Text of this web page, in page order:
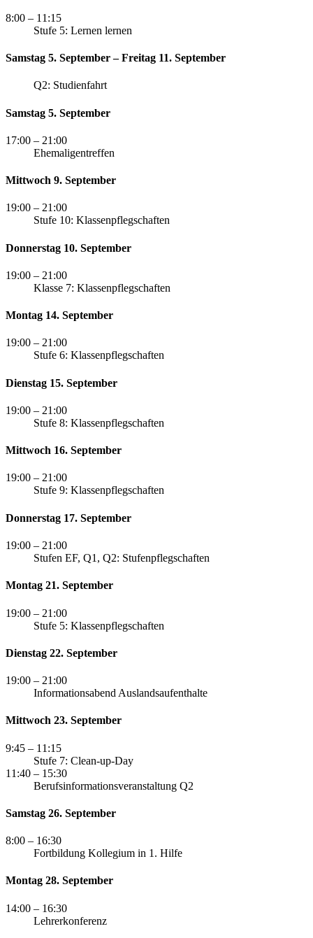
8:00 – 11:15
Stufe 5: Lernen lernen
Samstag 5. September – Freitag 11. September
Q2: Studienfahrt
Samstag 5. September
17:00 – 21:00
Ehemaligentreffen
Mittwoch 9. September
19:00 – 21:00
Stufe 10: Klassenpflegschaften
Donnerstag 10. September
19:00 – 21:00
Klasse 7: Klassenpflegschaften
Montag 14. September
19:00 – 21:00
Stufe 6: Klassenpflegschaften
Dienstag 15. September
19:00 – 21:00
Stufe 8: Klassenpflegschaften
Mittwoch 16. September
19:00 – 21:00
Stufe 9: Klassenpflegschaften
Donnerstag 17. September
19:00 – 21:00
Stufen EF, Q1, Q2: Stufenpflegschaften
Montag 21. September
19:00 – 21:00
Stufe 5: Klassenpflegschaften
Dienstag 22. September
19:00 – 21:00
Informationsabend Auslandsaufenthalte
Mittwoch 23. September
9:45 – 11:15
Stufe 7: Clean-up-Day
11:40 – 15:30
Berufsinformationsveranstaltung Q2
Samstag 26. September
8:00 – 16:30
Fortbildung Kollegium in 1. Hilfe
Montag 28. September
14:00 – 16:30
Lehrerkonferenz